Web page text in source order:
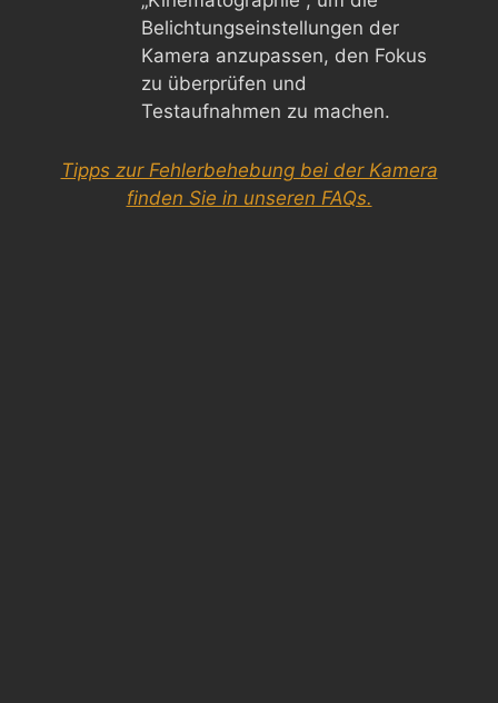
Belichtungseinstellungen der
Kamera anzupassen, den Fokus
zu überprüfen und
Testaufnahmen zu machen.
Tipps zur Fehlerbehebung bei der Kamera
finden Sie in unseren FAQs.